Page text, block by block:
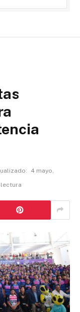
4 mayo,
lectura